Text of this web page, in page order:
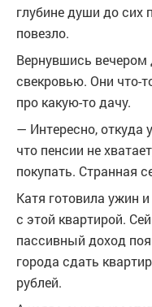
глубине души до сих
повезло.
Вернувшись
свекровью. Они что-
про какую-то дачу.
— Интересно, откуда
что пенсии не
покупать. Странная
Катя готовила ужин
с этой квартирой.
пассивный доход
города сдать
рублей.